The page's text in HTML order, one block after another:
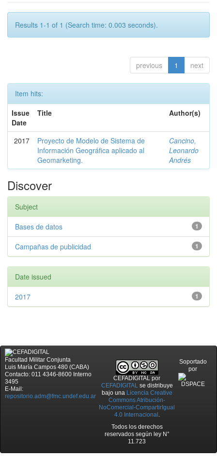
Results 1-1 of 1 (Search time: 0.003 seconds).
previous 1 next
Item hits:
Issue
Date
Title Author(s)
2017
Proyecto de Modelo de Sistema de
Información Geográfica aplicado al
Geomarketing.
Cancino,
Leonardo
Andrés
Discover
Subject
1
Bases de datos
1
Campañas de publicidad
Date issued
1
2017
Facultad Militar Conjunta
Luis María Campos 480 (CABA)
Contacto: 011 4346-8600 Interno
3495
E-Mail:
repositorio.adm@fmc.undef.edu.ar
CEFADIGITAL por
CEFADIGITALse distribuye
bajo una Licencia Creative
Commons Atribución-
NoComercial-CompartirIgual
4.0 Internacional .
Todos los derechos
reservados según ley N°
11.723
Soportado
por